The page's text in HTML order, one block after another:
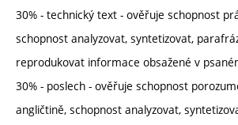
30% - technický text - ověřuje schopnost
schopnost analyzovat, syntetizovat,
reprodukovat informace obsažené v
30% - poslech - ověřuje schopnost
angličtině, schopnost analyzovat,